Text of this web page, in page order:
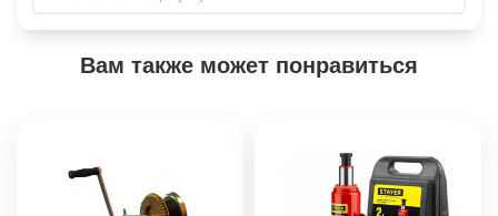
Вам также может понравиться